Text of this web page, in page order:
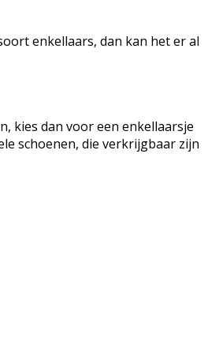
enkellaars, dan kan het er al
kies dan voor een enkellaarsje
schoenen, die verkrijgbaar zijn